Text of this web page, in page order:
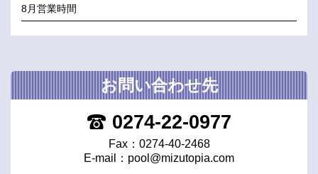
8月営業時間
お問い合わせ先
0274-22-0977
Fax：0274-40-2468
E-mail： pool@mizutopia.com